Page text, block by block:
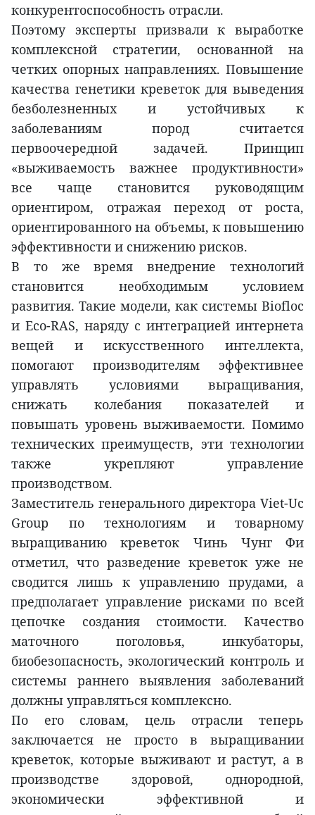
конкурентоспособность отрасли.
Поэтому эксперты призвали к выработке
комплексной стратегии, основанной на
четких опорных направлениях. Повышение
качества генетики креветок для выведения
безболезненных и устойчивых к
заболеваниям пород считается
первоочередной задачей. Принцип
«выживаемость важнее продуктивности»
все чаще становится руководящим
ориентиром, отражая переход от роста,
ориентированного на объемы, к повышению
эффективности и снижению рисков.
В то же время внедрение технологий
становится необходимым условием
развития. Такие модели, как системы Biofloc
и Eco-RAS, наряду с интеграцией интернета
вещей и искусственного интеллекта,
помогают производителям эффективнее
управлять условиями выращивания,
снижать колебания показателей и
повышать уровень выживаемости. Помимо
технических преимуществ, эти технологии
также укрепляют управление
производством.
Заместитель генерального директора Viet-Uc
Group по технологиям и товарному
выращиванию креветок Чинь Чунг Фи
отметил, что разведение креветок уже не
сводится лишь к управлению прудами, а
предполагает управление рисками по всей
цепочке создания стоимости. Качество
маточного поголовья, инкубаторы,
биобезопасность, экологический контроль и
системы раннего выявления заболеваний
должны управляться комплексно.
По его словам, цель отрасли теперь
заключается не просто в выращивании
креветок, которые выживают и растут, а в
производстве здоровой, однородной,
экономически эффективной и